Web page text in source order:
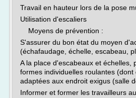
Travail en hauteur lors de la pose
Utilisation d'escaliers
Moyens de prévention :
S'assurer du bon état du moyen
(échafaudage, échelle, escabeau,
A la place d'escabeaux et échelles,
formes individuelles roulantes (dont
adaptées aux endroit exigus (salle
Informer et former les travailleurs